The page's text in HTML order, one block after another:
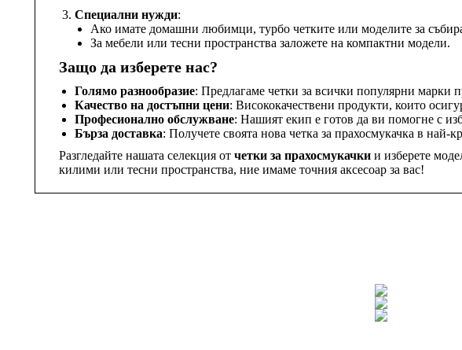
Специални нужди:
Ако имате домашни любимци, турбо четките или моделите за
За мебели или тесни пространства заложете на компактни модели.
Защо да изберете нас?
Голямо разнообразие: Предлагаме четки за всички популярни марки
Качество на достъпни цени: Висококачествени продукти, които
Професионално обслужване: Нашият екип е готов да ви помогне с
Бърза доставка: Получете своята нова четка за прахосмукачка в най-
Разгледайте нашата селекция от четки за прахосмукачки и изберете
килими или тесни пространства, ние имаме точния аксесоар за вас!